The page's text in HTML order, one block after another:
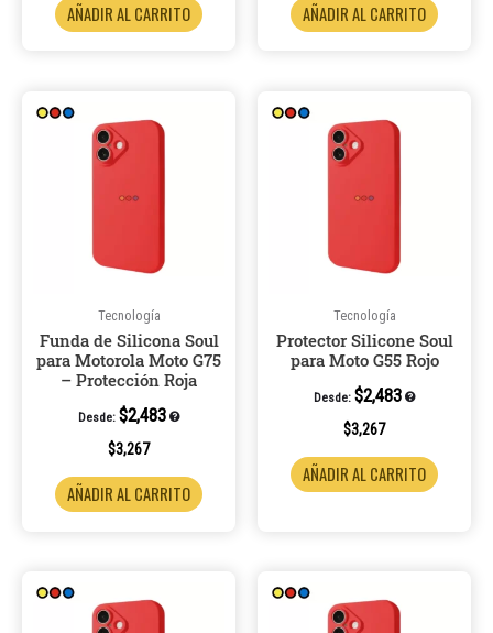
AÑADIR AL CARRITO AÑADIR AL CARRITO
Tecnología
Funda de Silicona Soul
para Motorola Moto G75
– Protección Roja
Desde: $2,483
$3,267
AÑADIR AL CARRITO
Tecnología
Protector Silicone Soul
para Moto G55 Rojo
Desde: $2,483
$3,267
AÑADIR AL CARRITO